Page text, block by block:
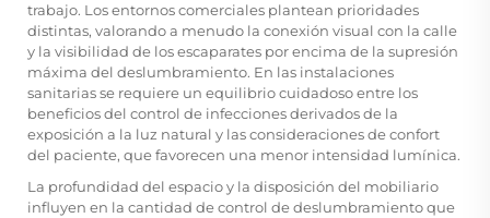
trabajo. Los entornos comerciales plantean prioridades
distintas, valorando a menudo la conexión visual con la calle
y la visibilidad de los escaparates por encima de la supresión
máxima del deslumbramiento. En las instalaciones
sanitarias se requiere un equilibrio cuidadoso entre los
beneficios del control de infecciones derivados de la
exposición a la luz natural y las consideraciones de confort
del paciente, que favorecen una menor intensidad lumínica.
La profundidad del espacio y la disposición del mobiliario
influyen en la cantidad de control de deslumbramiento que